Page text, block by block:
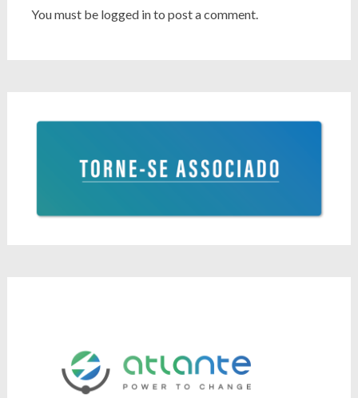
You must be logged in to post a comment.